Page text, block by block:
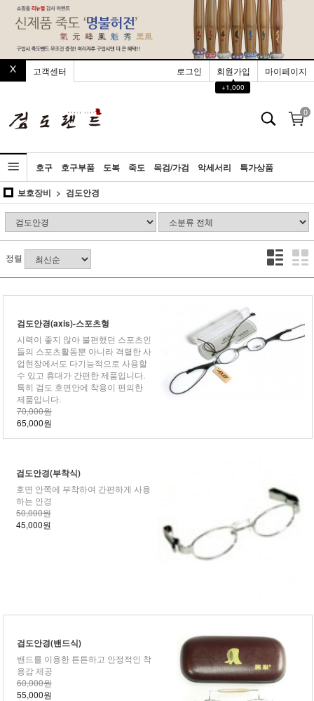
고객센터 로그인
회원가입
▲
+1,000
마이페이지
0
호구 호구부품 도복 죽도 목검/가검 악세서리
특가상품
보호장비
검도안경
정렬
검도안경(axis)-스포츠형
시력이 좋지 않아 불편했던 스포츠인
들의 스포츠활동뿐 아니라 격렬한 사
업현장에서도 다기능적으로 사용할
수 있고 휴대가 간편한 제품입니다.
특히 검도 호면안에 착용이 편의한
제품입니다.
70,000원
65,000원
검도안경(부착식)
호면 안쪽에 부착하여 간편하게 사용
하는 안경
50,000원
45,000원
검도안경(밴드식)
밴드를 이용한 튼튼하고 안정적인 착
용감 제공
60,000원
55,000원